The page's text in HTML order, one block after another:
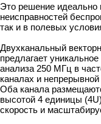
Это решение идеально
неисправностей
так и в полевых
Двухканальный
предлагает
анализа 250 МГц в
каналах и
Оба канала
высотой 4 единицы
скорость и